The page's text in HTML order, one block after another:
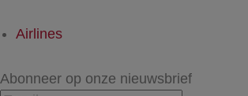
Airlines
Abonneer op onze nieuwsbrief